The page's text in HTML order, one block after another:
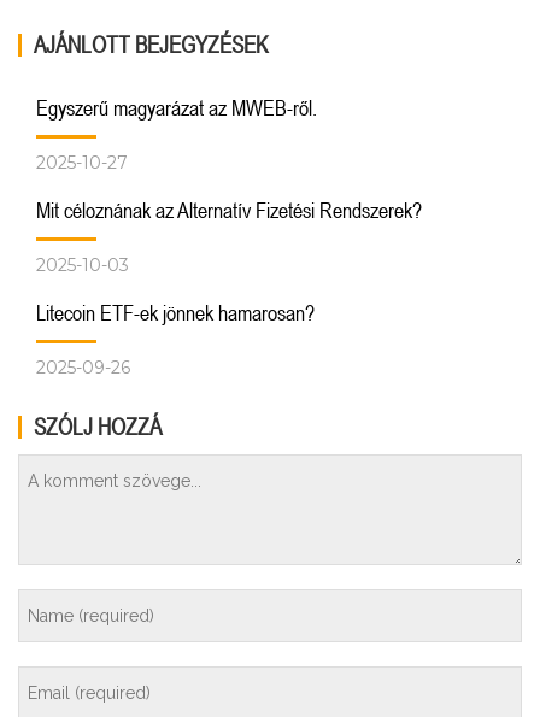
AJÁNLOTT BEJEGYZÉSEK
Egyszerű magyarázat az MWEB-ről.
2025-10-27
Mit céloznának az Alternatív Fizetési Rendszerek?
2025-10-03
Litecoin ETF-ek jönnek hamarosan?
2025-09-26
SZÓLJ HOZZÁ